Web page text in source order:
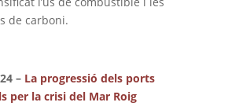
de carboni.
– La progressió dels ports
per la crisi del Mar Roig